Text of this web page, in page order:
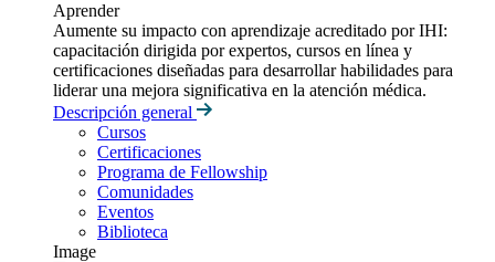
Aprender
Aumente su impacto con aprendizaje acreditado por IHI:
capacitación dirigida por expertos, cursos en línea y
certificaciones diseñadas para desarrollar habilidades para
liderar una mejora significativa en la atención médica.
Descripción general
Cursos
Certificaciones
Programa de Fellowship
Comunidades
Eventos
Biblioteca
Image